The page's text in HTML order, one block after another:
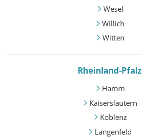
Wesel
Willich
Witten
Rheinland-Pfalz
Hamm
Kaiserslautern
Koblenz
Langenfeld